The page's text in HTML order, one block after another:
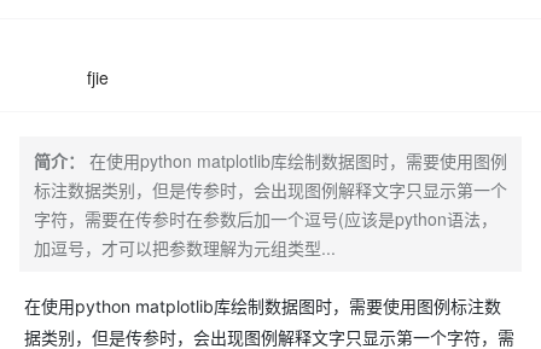
fjie
简介：
在使用python matplotlib库绘制数据图时，需要使用图例
标注数据类别，但是传参时，会出现图例解释文字只显示第一个
字符，需要在传参时在参数后加一个逗号(应该是python语法，
加逗号，才可以把参数理解为元组类型...
在使用python matplotlib库绘制数据图时，需要使用图例标注数
据类别，但是传参时，会出现图例解释文字只显示第一个字符，需